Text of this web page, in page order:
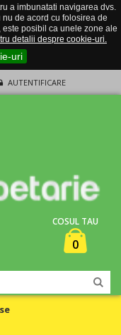
a imbunatati navigarea dvs.
de acord cu folosirea de
posibil ca unele zone ale
detalii despre cookie-uri.
uri
AUTENTIFICARE
COSUL TAU
0